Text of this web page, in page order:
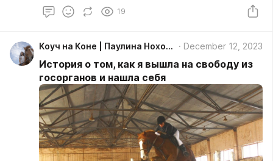
19
Коуч на Коне | Паулина Ноходоева December 12, 2023
История о том, как я вышла на свободу из
госорганов и нашла себя